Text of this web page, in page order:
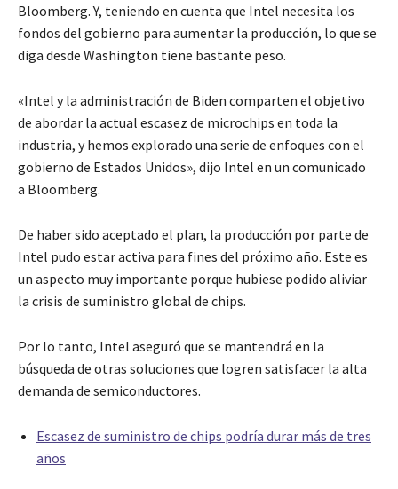
Bloomberg. Y, teniendo en cuenta que Intel necesita los
fondos del gobierno para aumentar la producción, lo que se
diga desde Washington tiene bastante peso.
«Intel y la administración de Biden comparten el objetivo
de abordar la actual escasez de microchips en toda la
industria, y hemos explorado una serie de enfoques con el
gobierno de Estados Unidos», dijo Intel en un comunicado
a Bloomberg.
De haber sido aceptado el plan, la producción por parte de
Intel pudo estar activa para fines del próximo año. Este es
un aspecto muy importante porque hubiese podido aliviar
la crisis de suministro global de chips.
Por lo tanto, Intel aseguró que se mantendrá en la
búsqueda de otras soluciones que logren satisfacer la alta
demanda de semiconductores.
Escasez de suministro de chips podría durar más de tres
años